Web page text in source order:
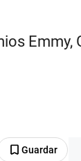
Emmy,
Guardar